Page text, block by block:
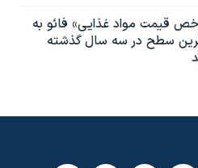
قیمت مواد غذایی» فائو به
سطح در سه سال گذشته